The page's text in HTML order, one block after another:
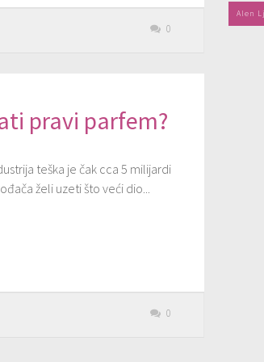
0
pravi parfem?
teška je čak cca 5 milijardi
želi uzeti što veći dio...
0
Alen